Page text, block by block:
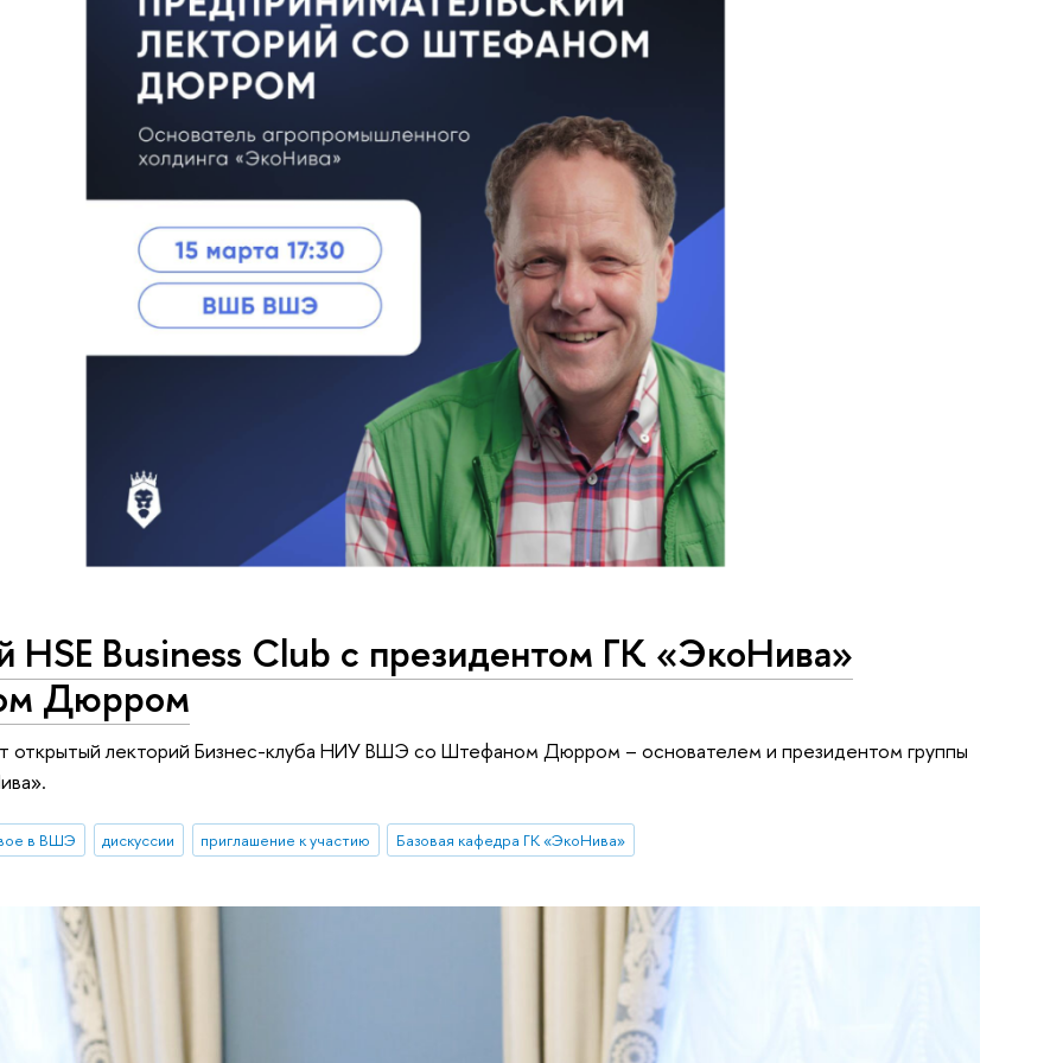
HSE Business Club с президентом ГК «ЭкоНива»
Дюрром
открытый лекторий Бизнес-клуба НИУ ВШЭ со Штефаном Дюрром – основателем и президентом группы
в ВШЭ дискуссии приглашение к участию Базовая кафедра ГК «ЭкоНива»